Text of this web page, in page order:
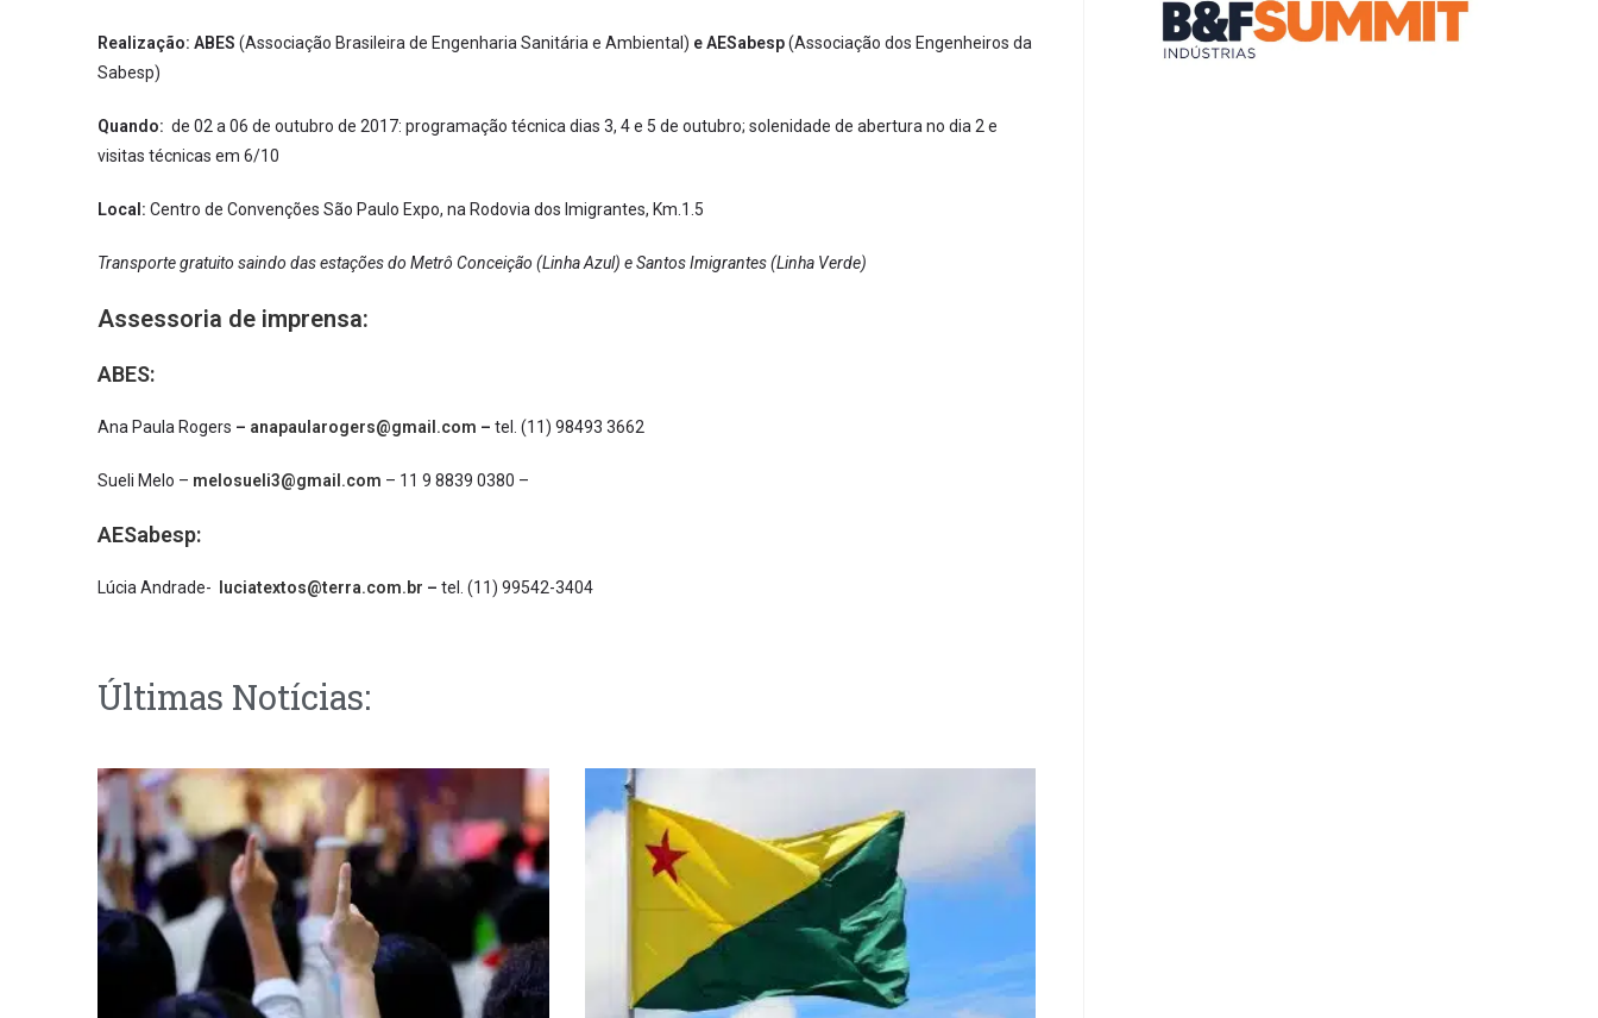
Realização: ABES (Associação Brasileira de Engenharia Sanitária e Ambiental) e AESabesp(Associação dos Engenheiros da
Sabesp)
Quando: de 02 a 06 de outubro de 2017: programação técnica dias 3, 4 e 5 de outubro; solenidade de abertura no dia 2 e
visitas técnicas em 6/10
Local: Centro de Convenções São Paulo Expo, na Rodovia dos Imigrantes, Km.1.5
Transporte gratuito saindo das estações do Metrô Conceição (Linha Azul) e Santos Imigrantes (Linha Verde)
Assessoria de imprensa:
ABES:
Ana Paula Rogers – anapaularogers@gmail.com – tel. (11) 98493 3662
Sueli Melo – melosueli3@gmail.com – 11 9 8839 0380 –
AESabesp:
Lúcia Andrade- luciatextos@terra.com.br – tel. (11) 99542-3404
Últimas Notícias: